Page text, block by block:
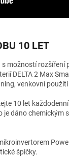
10 LET
s možností rozšíření
DELTA 2 Max
venkovní
10 let
je dáno chemickým
špičky.